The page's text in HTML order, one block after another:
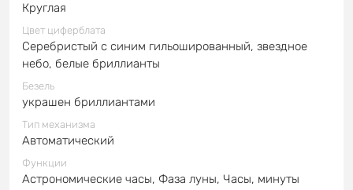
Круглая
Цвет циферблата
Серебристый с синим гильошированный, звездное
небо, белые бриллианты
Безель
украшен бриллиантами
Тип механизма
Автоматический
Функции
Астрономические часы, Фаза луны, Часы, минуты